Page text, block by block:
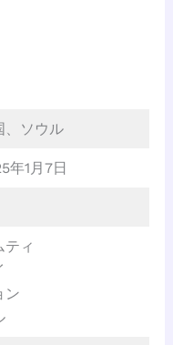
、ソウル
年1月7日
ティ
ン